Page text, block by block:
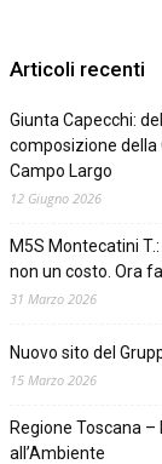
Articoli recenti
Giunta Capecchi:
composizione della
Campo Largo
12 Giugno 2026
M5S Montecatini
non un costo. Ora
31 Marzo 2026
Nuovo sito del
15 Marzo 2026
Regione Toscana –
all’Ambiente